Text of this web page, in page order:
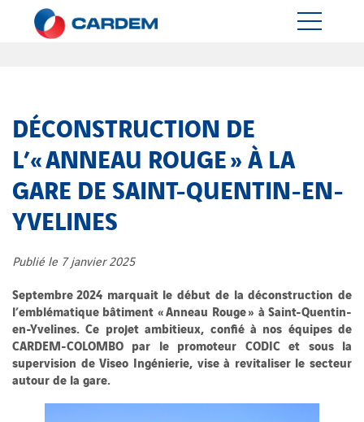
DÉCONSTRUCTION DE
L’« ANNEAU ROUGE » À LA
GARE DE SAINT-QUENTIN-EN-
YVELINES
Publié le 7 janvier 2025
Septembre 2024 marquait le début de la déconstruction de
l’emblématique bâtiment « Anneau Rouge » à Saint-Quentin-
en-Yvelines. Ce projet ambitieux, confié à nos équipes de
CARDEM-COLOMBO par le promoteur CODIC et sous la
supervision de Viseo Ingénierie, vise à revitaliser le secteur
autour de la gare.